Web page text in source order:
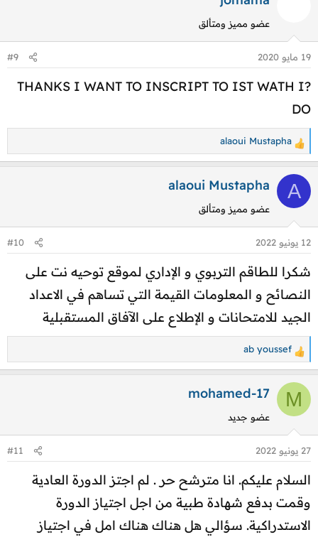
عضو مميز ومتألق
19 مايو 2020 #9
?THANKS I WANT TO INSCRIPT TO IST WATH I
DO
ا
ل
ت
ع
ل
ت
alaoui Mustapha
A
alaoui Mustapha
عضو مميز ومتألق
12 يونيو 2022 #10
شكرا للطاقم التربوي و الإداري لموقع توحيه نت على
النصائح و المعلومات القيمة التي تساهم في الاعداد
الجيد للامتحانات و الإطلاع على الآفاق المستقبلية
ا
ل
ت
ع
ل
ت
:
ab youssef
M
mohamed-17
عضو جديد
27 يونيو 2022 #11
السلام عليكم. انا مترشح حر . لم اجتز الدورة العادية
وقمت بدفع شهادة طبية من اجل اجتياز الدورة
الاستدراكية. سؤالي هل هناك هناك امل في اجتياز